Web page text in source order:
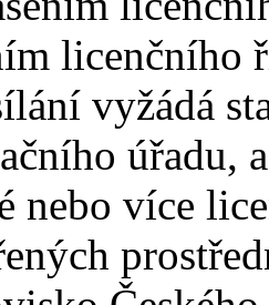
licenčního
vyžádá
úřadu,
nebo více